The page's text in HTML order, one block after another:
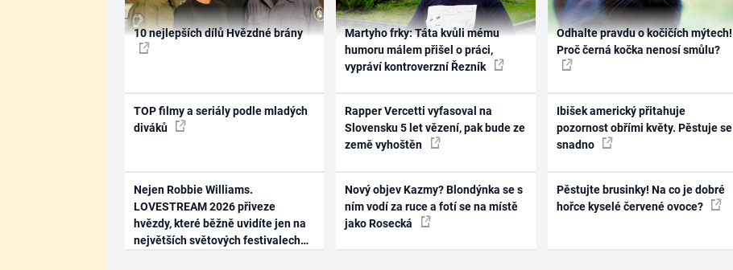
10 nejlepších dílů Hvězdné brány
TOP filmy a seriály podle mladých
diváků
Nejen Robbie Williams.
LOVESTREAM 2026 přiveze
hvězdy, které běžně uvidíte jen na
největších světových festivalech
Martyho frky: Táta kvůli mému
humoru málem přišel o práci,
vypráví kontroverzní Řezník
Rapper Vercetti vyfasoval na
Slovensku 5 let vězení, pak bude ze
země vyhoštěn
Nový objev Kazmy? Blondýnka se s
ním vodí za ruce a fotí se na místě
jako Rosecká
Odhalte pravdu o kočičích mýtech!
Proč černá kočka nenosí smůlu?
Ibišek americký přitahuje
pozornost obřími květy. Pěstuje se
snadno
Pěstujte brusinky! Na co je dobré
hořce kyselé červené ovoce?